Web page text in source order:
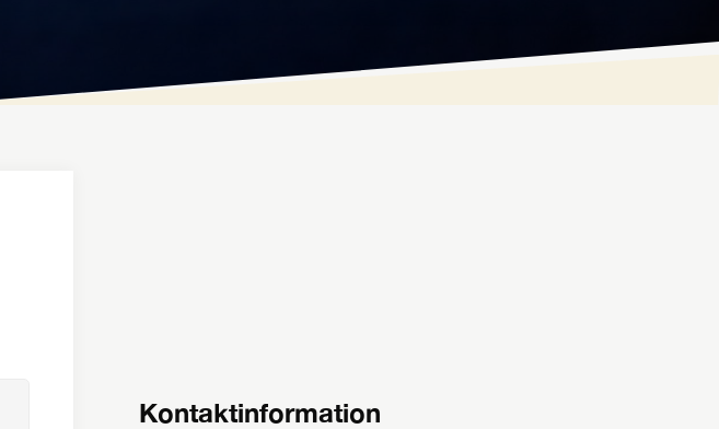
Kontaktinformation